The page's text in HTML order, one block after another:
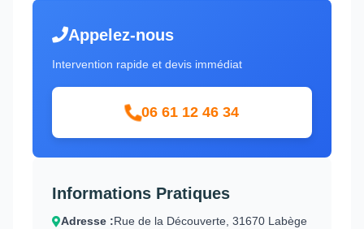
Appelez-nous
Intervention rapide et devis immédiat
06 61 12 46 34
Informations Pratiques
Adresse :Rue de la Découverte, 31670 Labège